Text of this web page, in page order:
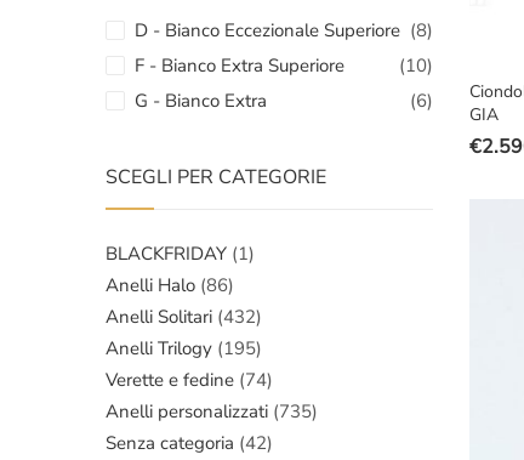
GIA
Il
€
Il
D - Bianco Eccezionale Superiore (8)
F - Bianco Extra Superiore
(10)
G - Bianco Extra
(6)
SCEGLI PER CATEGORIE
BLACKFRIDAY (1)
Anelli Halo (86)
Anelli Solitari (432)
Anelli Trilogy (195)
Verette e fedine (74)
Anelli personalizzati (735)
Senza categoria (42)